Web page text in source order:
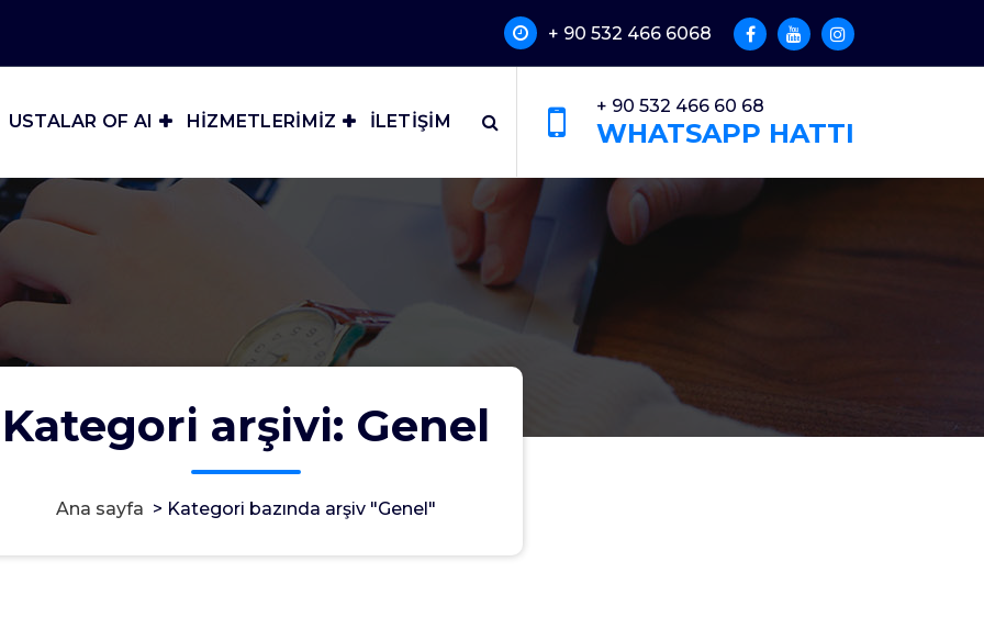
+ 90 532 466 6068
USTALAR OF AI HİZMETLERİMİZ İLETİŞİM
+ 90 532 466 60 68
WHATSAPP HATTI
Kategori arşivi: Genel
Ana sayfa > Kategori bazında arşiv "Genel"